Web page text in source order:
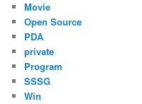
Movie
Open Source
PDA
private
Program
SSSG
Win